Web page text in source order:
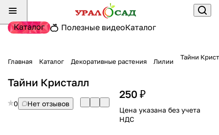
Каталог Полезные видеоКаталог
Главная Каталог Декоративные растения Лилии
Тайни
Тайни Кристалл
0 Нет отзывов
250 ₽
Цена указана без учета
НДС